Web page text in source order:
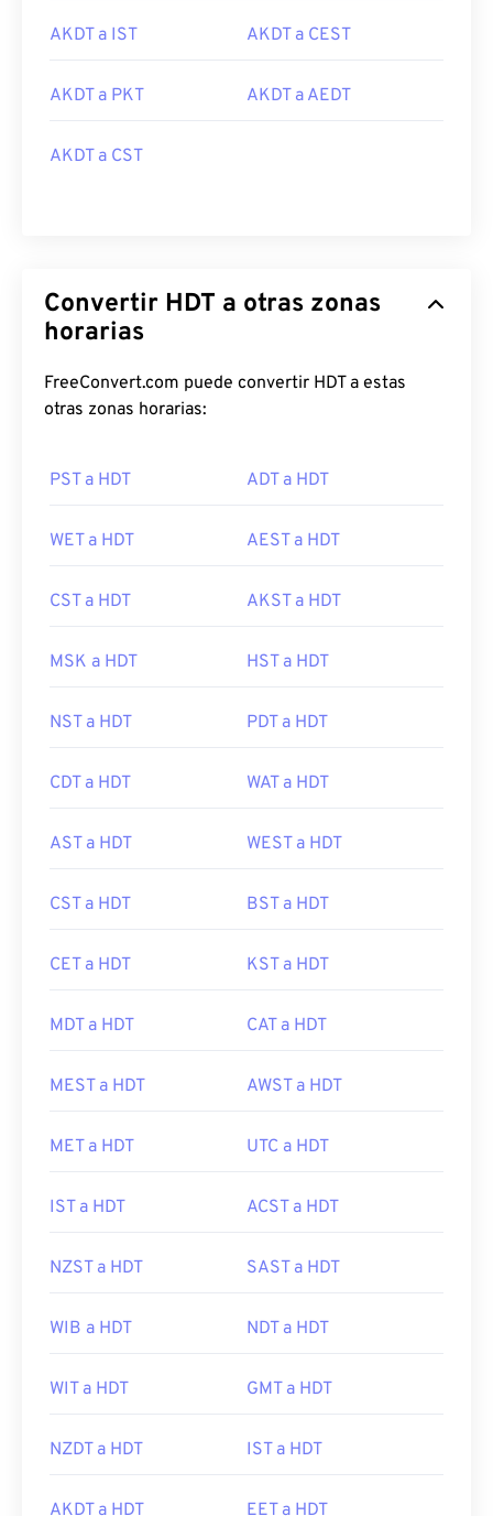
AKDT a IST AKDT a CEST
AKDT a PKT AKDT a AEDT
AKDT a CST
Convertir HDT a otras zonas
horarias
FreeConvert.com puede convertir HDT a estas
otras zonas horarias:
PST a HDT ADT a HDT
WET a HDT AEST a HDT
CST a HDT AKST a HDT
MSK a HDT HST a HDT
NST a HDT PDT a HDT
CDT a HDT WAT a HDT
AST a HDT WEST a HDT
CST a HDT BST a HDT
CET a HDT KST a HDT
MDT a HDT CAT a HDT
MEST a HDT AWST a HDT
MET a HDT UTC a HDT
IST a HDT ACST a HDT
NZST a HDT SAST a HDT
WIB a HDT NDT a HDT
WIT a HDT GMT a HDT
NZDT a HDT IST a HDT
AKDT a HDT EET a HDT